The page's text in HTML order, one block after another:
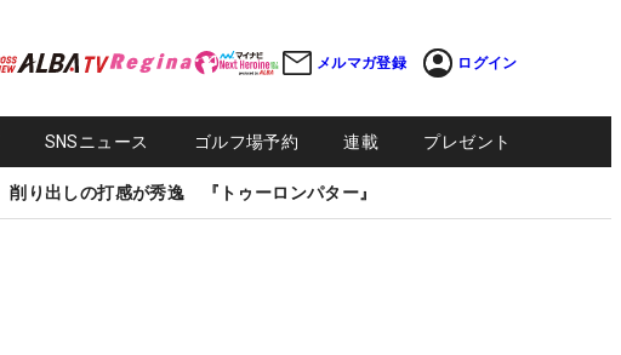
メルマガ登録 ログイン
SNSニュース ゴルフ場予約 連載 プレゼント
削り出しの打感が秀逸 『トゥーロンパター』